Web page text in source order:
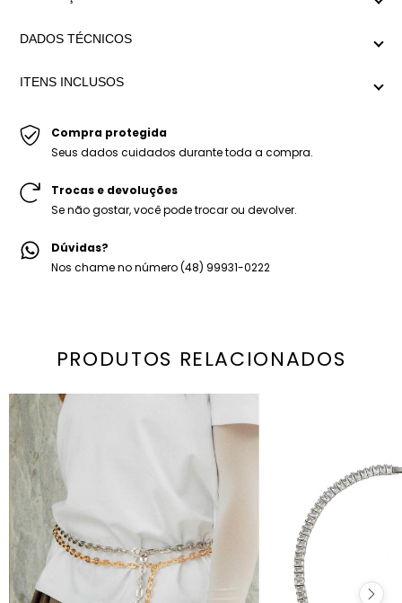
Colar formado por corrente veneziana e grumet com
ouro golden.
DADOS TÉCNICOS
45cm x Maior regulagem 52cm
ITENS INCLUSOS
-Embalagem personalizada Mariana Dias Acessórios.
Compra protegida
Seus dados cuidados durante toda a compra.
Trocas e devoluções
Se não gostar, você pode trocar ou devolver.
Dúvidas?
Nos chame no número (48) 99931-0222
PRODUTOS RELACIONADOS